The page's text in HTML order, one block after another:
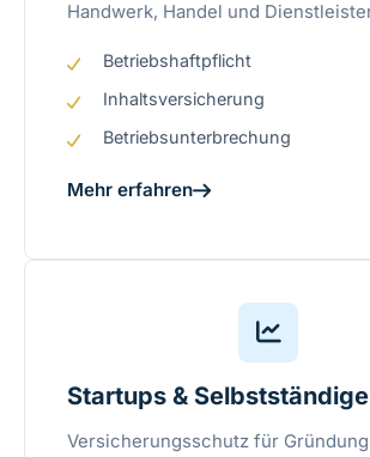
Handwerk, Handel und
Betriebshaftpflicht
Inhaltsversicherung
Betriebsunterbrechung
Mehr erfahren
Startups & Selbstständige
Versicherungsschutz für